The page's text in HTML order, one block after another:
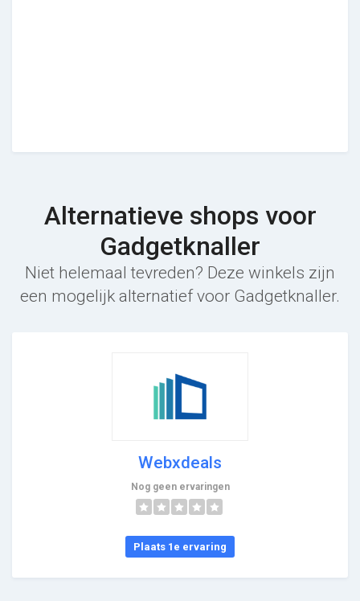
Alternatieve shops voor
Gadgetknaller
Niet helemaal tevreden? Deze winkels zijn
een mogelijk alternatief voor Gadgetknaller.
Webxdeals
Nog geen ervaringen
Plaats 1e ervaring